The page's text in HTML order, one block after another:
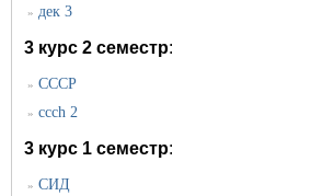
» дек 3
3 курс 2 семестр:
» СССР
» ccch 2
3 курс 1 семестр:
» CИД